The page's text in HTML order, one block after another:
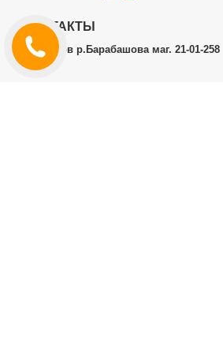
КОНТАКТЫ
г.Харьков р.Барабашова маг. 21-01-258